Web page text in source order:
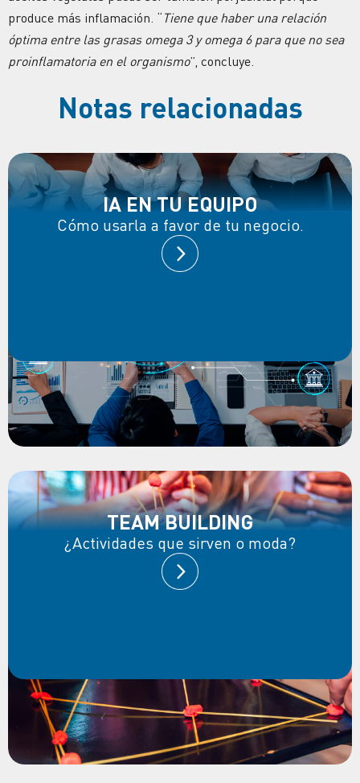
produce más inflamación. “ Tiene que haber una relación
óptima entre las grasas omega 3 y omega 6 para que no sea
proinflamatoria en el organismo”, concluye.
Notas relacionadas
IA EN TU EQUIPO
Cómo usarla a favor de tu negocio.
TEAM BUILDING
¿Actividades que sirven o moda?